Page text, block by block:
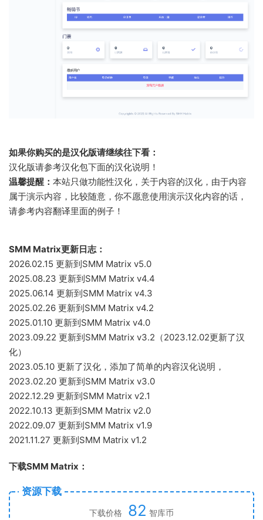
如果你购买的是汉化版请继续往下看：
汉化版请参考汉化包下面的汉化说明！
温馨提醒： 本站只做功能性汉化，关于内容的汉化，由于内容
属于演示内容，比较随意，你不愿意使用演示汉化内容的话，
请参考内容翻译里面的例子！
SMM Matrix更新日志：
2026.02.15 更新到SMM Matrix v5.0
2025.08.23 更新到SMM Matrix v4.4
2025.06.14 更新到SMM Matrix v4.3
2025.02.26 更新到SMM Matrix v4.2
2025.01.10 更新到SMM Matrix v4.0
2023.09.22 更新到SMM Matrix v3.2（2023.12.02更新了汉
化）
2023.05.10 更新了汉化，添加了简单的内容汉化说明，
2023.02.20 更新到SMM Matrix v3.0
2022.12.29 更新到SMM Matrix v2.1
2022.10.13 更新到SMM Matrix v2.0
2022.09.07 更新到SMM Matrix v1.9
2021.11.27 更新到SMM Matrix v1.2
下载SMM Matrix：
资源下载
下载价格 82 智库币